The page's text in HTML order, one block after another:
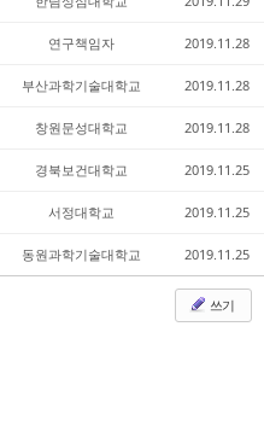
연구책임자 2019.11.28
부산과학기술대학교 2019.11.28
창원문성대학교 2019.11.28
경북보건대학교 2019.11.25
서정대학교 2019.11.25
동원과학기술대학교 2019.11.25
쓰기